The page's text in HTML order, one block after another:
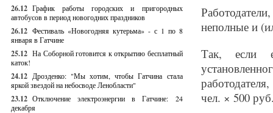
26.12 График работы городских и пригородных
автобусов в период новогодних праздников
26.12 Фестиваль «Новогодняя кутерьма» - с 1 по 8
января в Гатчине
25.12 На Соборной готовится к открытию бесплатный
каток!
24.12 Дрозденко: "Мы хотим, чтобы Гатчина стала
яркой звездой на небосводе Ленобласти"
23.12 Отключение электроэнергии в Гатчине: 24
декабря
неполные и
Так, если
чел. × 500